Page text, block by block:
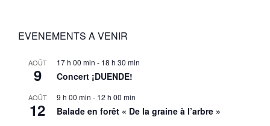
EVENEMENTS A VENIR
AOÛT
9
17 h 00 min - 18 h 30 min
Concert ¡DUENDE!
AOÛT
12
9 h 00 min - 12 h 00 min
Balade en forêt « De la graine à l’arbre »